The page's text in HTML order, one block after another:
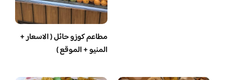
مطاعم كوزو حائل ( الاسعار +
المنيو + الموقع )